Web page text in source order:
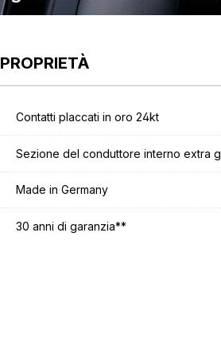
PROPRIETÀ
Contatti placcati in oro 24kt
Sezione del conduttore interno extra
Made in Germany
30 anni di garanzia**